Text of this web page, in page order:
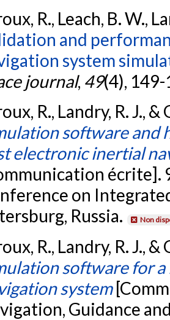
R., Leach, B. W.,
and
system
journal, 49(4),
R., Landry, R. J.,
software and
electronic inertial
on
Russia.
Non
R., Landry, R. J.,
software for
system
Guidance